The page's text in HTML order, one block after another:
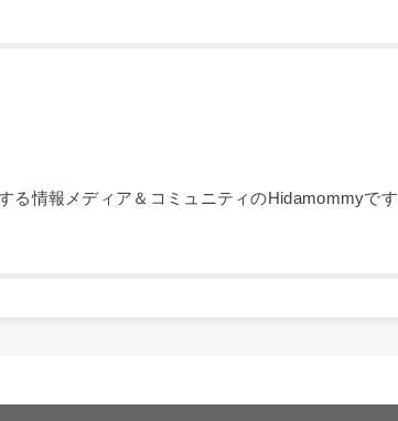
る情報メディア＆コミュニティのHidamommyです